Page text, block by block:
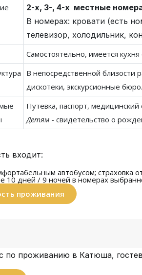
2-х, 3-, 4-х местные
В номерах: кровати (есть
телевизор, холодильник,
Самостоятельно, имеется
В непосредственной близости
дискотеки, экскурсионные
Путевка, паспорт, медицинский
Детям - свидетельство о
входит:
автобусом; страховка
10 дней / 9 ночей в номерах
проживания
по проживанию в Катюша,